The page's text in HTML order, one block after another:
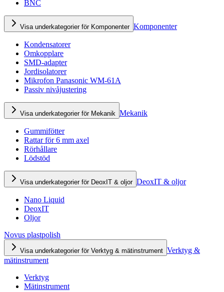
BNC
Visa underkategorier för Komponenter Komponenter
Kondensatorer
Omkopplare
SMD-adapter
Jordisolatorer
Mikrofon Panasonic WM-61A
Passiv nivåjustering
Visa underkategorier för Mekanik Mekanik
Gummifötter
Rattar för 6 mm axel
Rörhållare
Lödstöd
Visa underkategorier för DeoxIT & oljor DeoxIT & oljor
Nano Liquid
DeoxIT
Oljor
Novus plastpolish
Visa underkategorier för Verktyg & mätinstrument Verktyg &
mätinstrument
Verktyg
Mätinstrument